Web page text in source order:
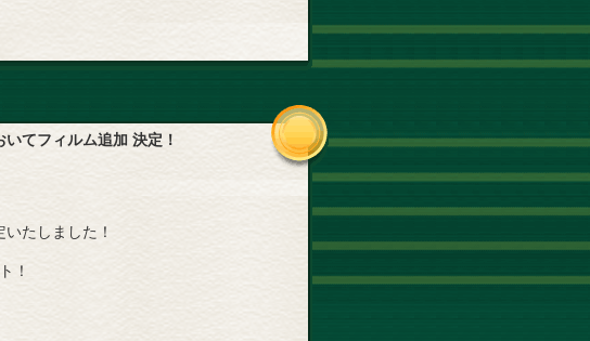
てフィルム追加 決定！
たしました！
！